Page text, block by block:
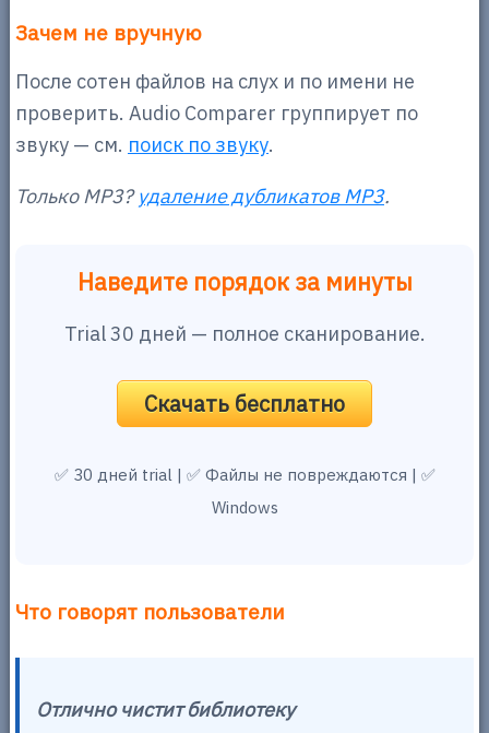
Зачем не вручную
После сотен файлов на слух и по имени не
проверить. Audio Comparer группирует по
звуку — см. поиск по звуку.
Только MP3?удаление дубликатов MP3.
Наведите порядок за минуты
Trial 30 дней — полное сканирование.
Скачать бесплатно
✅ 30 дней trial | ✅ Файлы не повреждаются | ✅
Windows
Что говорят пользователи
Отлично чистит библиотеку